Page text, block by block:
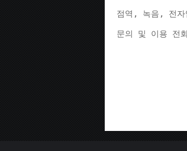
점역, 녹음, 전
문의 및 이용 전